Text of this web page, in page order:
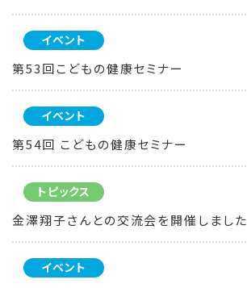
イベント
第53回こどもの健康セミナー
イベント
第54回 こどもの健康セミナー
トピックス
金澤翔子さんとの交流会を開催しました
イベント